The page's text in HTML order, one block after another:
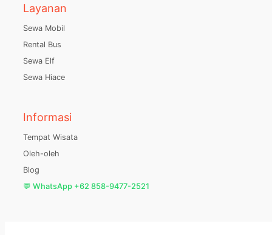
Layanan
Sewa Mobil
Rental Bus
Sewa Elf
Sewa Hiace
Informasi
Tempat Wisata
Oleh-oleh
Blog
💬 WhatsApp +62 858-9477-2521